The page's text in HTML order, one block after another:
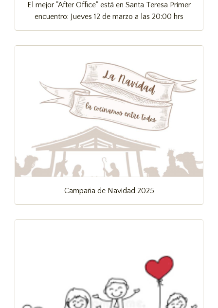
El mejor "After Office" está en Santa Teresa Primer
encuentro: Jueves 12 de marzo a las 20:00 hrs
Campaña de Navidad 2025